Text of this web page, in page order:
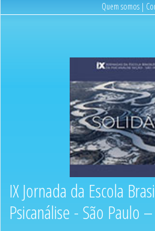
Quem somos |
IX Jornada da Escola
Psicanálise - São Paulo